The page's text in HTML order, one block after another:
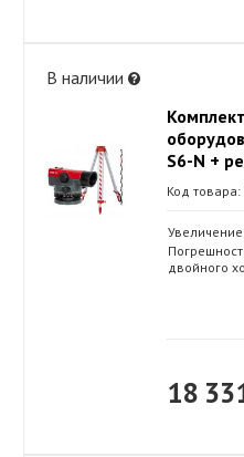
В наличии
S6-N +
Код
Увеличение
двойного
18